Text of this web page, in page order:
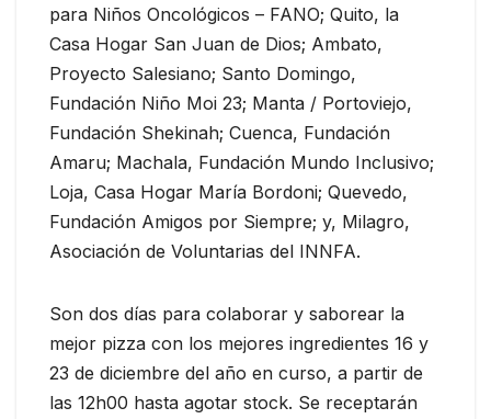
para Niños Oncológicos – FANO; Quito, la
Casa Hogar San Juan de Dios; Ambato,
Proyecto Salesiano; Santo Domingo,
Fundación Niño Moi 23; Manta / Portoviejo,
Fundación Shekinah; Cuenca, Fundación
Amaru; Machala, Fundación Mundo Inclusivo;
Loja, Casa Hogar María Bordoni; Quevedo,
Fundación Amigos por Siempre; y, Milagro,
Asociación de Voluntarias del INNFA.
Son dos días para colaborar y saborear la
mejor pizza con los mejores ingredientes 16 y
23 de diciembre del año en curso, a partir de
las 12h00 hasta agotar stock. Se receptarán